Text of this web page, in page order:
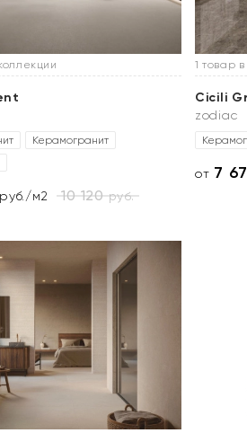
Керамогранит
руб./м2 10 120руб.
1 товар
Cicili
zodiac
от 7